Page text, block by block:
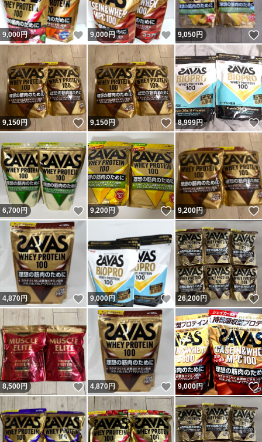
9,000円 いいね！
9,000円 いいね！
9,050円
9,150円 いいね！
9,150円 いいね！
8,999円
6,700円 いいね！
9,200円 いいね！
9,200円
4,870円 いいね！
9,000円 いいね！
26,200円
8,500円 いいね！
4,870円 いいね！
9,000円